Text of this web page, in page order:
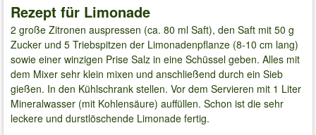
Rezept für Limonade
2 große Zitronen auspressen (ca. 80 ml Saft), den Saft mit 50 g
Zucker und 5 Triebspitzen der Limonadenpflanze (8-10 cm lang)
sowie einer winzigen Prise Salz in eine Schüssel geben. Alles mit
dem Mixer sehr klein mixen und anschließend durch ein Sieb
gießen. In den Kühlschrank stellen. Vor dem Servieren mit 1 Liter
Mineralwasser (mit Kohlensäure) auffüllen. Schon ist die sehr
leckere und durstlöschende Limonade fertig.